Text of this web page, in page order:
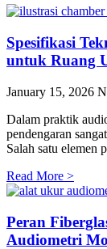
Spesifikasi
untuk Ruang
January 15, 2026
Dalam praktik
pendengaran
Salah satu elemen
Read More >
Peran
Audiometri